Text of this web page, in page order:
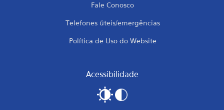
Fale Conosco
Telefones úteis/emergências
Política de Uso do Website
Acessibilidade